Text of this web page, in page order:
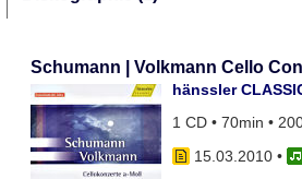
Schumann | Volkmann Cello
hänssler
1 CD • 70min •
15.03.2010•